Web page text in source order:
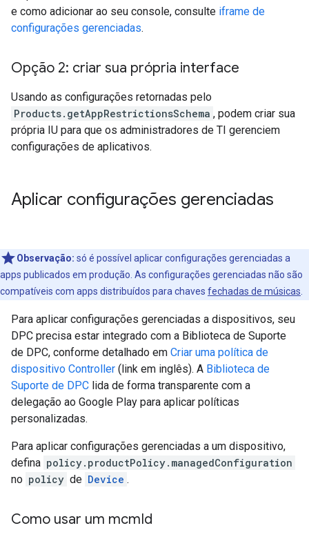
e como adicionar ao seu console, consulte iframe de
configurações gerenciadas.
Opção 2: criar sua própria interface
Usando as configurações retornadas pelo
Products.getAppRestrictionsSchema , podem criar sua
própria IU para que os administradores de TI gerenciem
configurações de aplicativos.
Aplicar configurações gerenciadas
Observação: só é possível aplicar configurações gerenciadas a
apps publicados em produção. As configurações gerenciadas não são
compatíveis com apps distribuídos para chaves fechadas de músicas
Para aplicar configurações gerenciadas a dispositivos, seu
DPC precisa estar integrado com a Biblioteca de Suporte
de DPC, conforme detalhado em Criar uma política de
dispositivo Controller (link em inglês). A Biblioteca de
Suporte de DPC lida de forma transparente com a
delegação ao Google Play para aplicar políticas
personalizadas.
Para aplicar configurações gerenciadas a um dispositivo,
defina policy.productPolicy.managedConfiguration
no policy de Device .
Como usar um mcmId